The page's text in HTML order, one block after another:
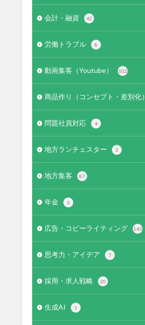
会計・融資 42
労働トラブル 8
動画集客（Youtube） 102
商品作り（コンセプト・差別化）
問題社員対応 4
地方ランチェスター 3
地方集客 87
年金 3
広告・コピーライティング 143
思考力・アイデア 7
採用・求人戦略 20
生成AI 1